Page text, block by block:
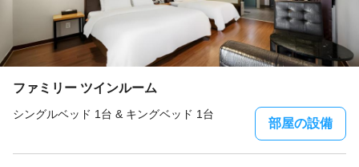
ファミリー ツインルーム
シングルベッド 1台 & キングベッド 1台
部屋の設備